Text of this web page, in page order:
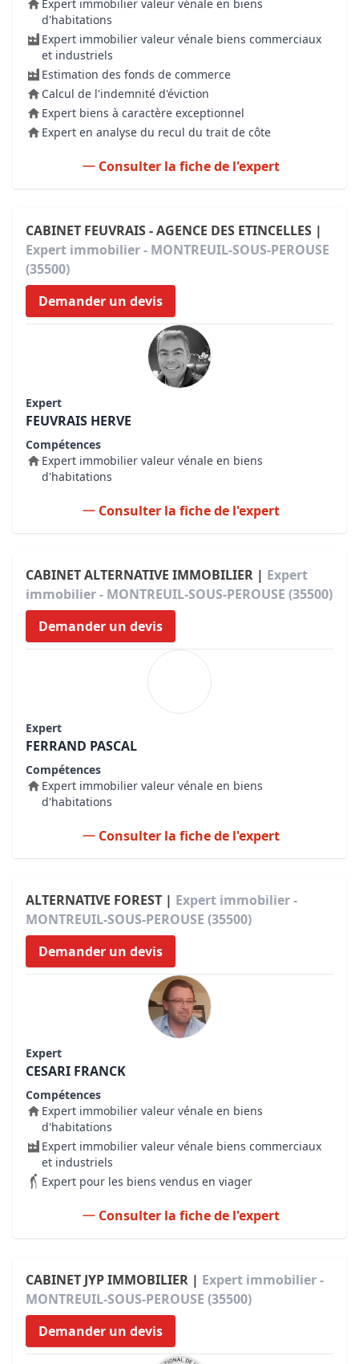
Expert immobilier valeur vénale en biens
d'habitations
Expert immobilier valeur vénale biens commerciaux
et industriels
Estimation des fonds de commerce
Calcul de l'indemnité d'éviction
Expert biens à caractère exceptionnel
Expert en analyse du recul du trait de côte
Consulter la fiche de l'expert
CABINET FEUVRAIS - AGENCE DES ETINCELLES |
Expert immobilier - MONTREUIL-SOUS-PEROUSE
(35500)
Demander un devis
Expert
FEUVRAIS HERVE
Compétences
Expert immobilier valeur vénale en biens
d'habitations
Consulter la fiche de l'expert
CABINET ALTERNATIVE IMMOBILIER | Expert
immobilier - MONTREUIL-SOUS-PEROUSE (35500)
Demander un devis
Expert
FERRAND PASCAL
Compétences
Expert immobilier valeur vénale en biens
d'habitations
Consulter la fiche de l'expert
ALTERNATIVE FOREST | Expert immobilier -
MONTREUIL-SOUS-PEROUSE (35500)
Demander un devis
Expert
CESARI FRANCK
Compétences
Expert immobilier valeur vénale en biens
d'habitations
Expert immobilier valeur vénale biens commerciaux
et industriels
Expert pour les biens vendus en viager
Consulter la fiche de l'expert
CABINET JYP IMMOBILIER | Expert immobilier -
MONTREUIL-SOUS-PEROUSE (35500)
Demander un devis